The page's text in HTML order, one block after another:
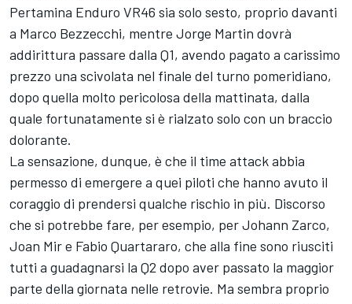
Pertamina Enduro VR46 sia solo sesto, proprio davanti
a Marco Bezzecchi, mentre Jorge Martin dovrà
addirittura passare dalla Q1, avendo pagato a carissimo
prezzo una scivolata nel finale del turno pomeridiano,
dopo quella molto pericolosa della mattinata, dalla
quale fortunatamente si è rialzato solo con un braccio
dolorante.
La sensazione, dunque, è che il time attack abbia
permesso di emergere a quei piloti che hanno avuto il
coraggio di prendersi qualche rischio in più. Discorso
che si potrebbe fare, per esempio, perJohann Zarco,
Joan Mire Fabio Quartararo, che alla fine sono riusciti
tutti a guadagnarsi la Q2 dopo aver passato la maggior
parte della giornata nelle retrovie. Ma sembra proprio